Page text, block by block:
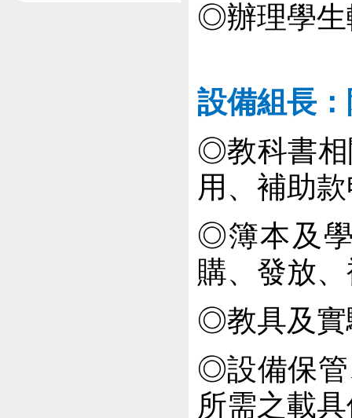
◎辦理學生
設備組長
◎教科書相
用、補助
◎簿本及
購、 發放、
◎教具及實
◎設備保管
所需之載